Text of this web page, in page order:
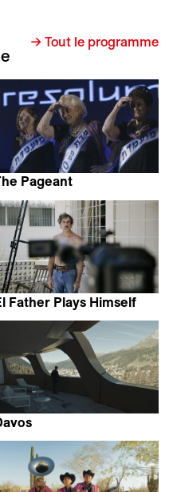
→ Tout le programme
Pageant
Father Plays Himself
Julia Niemann